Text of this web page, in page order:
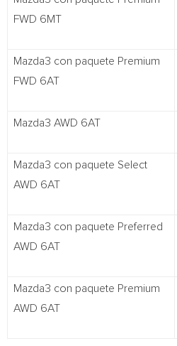
FWD 6MT
Mazda3 con paquete Premium
FWD 6AT
Mazda3 AWD 6AT
Mazda3 con paquete Select
AWD 6AT
Mazda3 con paquete Preferred
AWD 6AT
Mazda3 con paquete Premium
AWD 6AT